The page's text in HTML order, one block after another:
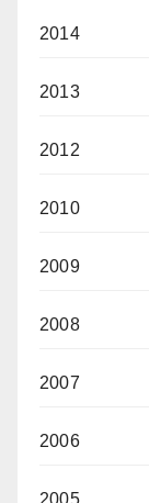
2014
2013
2012
2010
2009
2008
2007
2006
2005